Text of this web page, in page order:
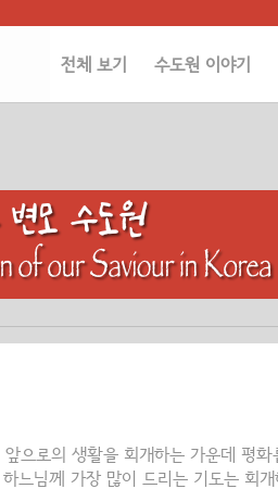
전체 보기 수도원 이야기
으로의 생활을 회개하는 가운데 평화
느님께 가장 많이 드리는 기도는 회